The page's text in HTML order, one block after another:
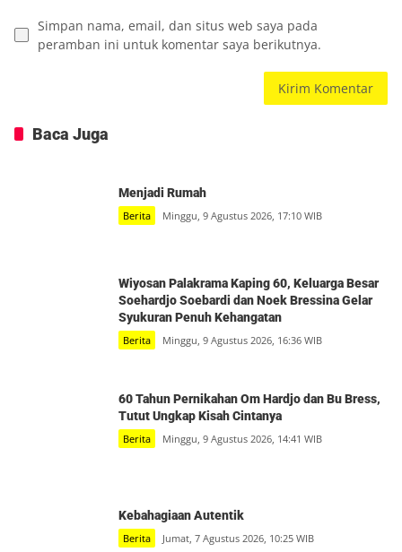
Simpan nama, email, dan situs web saya pada
peramban ini untuk komentar saya berikutnya.
Baca Juga
Menjadi Rumah
Berita Minggu, 9 Agustus 2026, 17:10 WIB
Wiyosan Palakrama Kaping 60, Keluarga Besar
Soehardjo Soebardi dan Noek Bressina Gelar
Syukuran Penuh Kehangatan
Berita Minggu, 9 Agustus 2026, 16:36 WIB
60 Tahun Pernikahan Om Hardjo dan Bu Bress,
Tutut Ungkap Kisah Cintanya
Berita Minggu, 9 Agustus 2026, 14:41 WIB
Kebahagiaan Autentik
Berita Jumat, 7 Agustus 2026, 10:25 WIB